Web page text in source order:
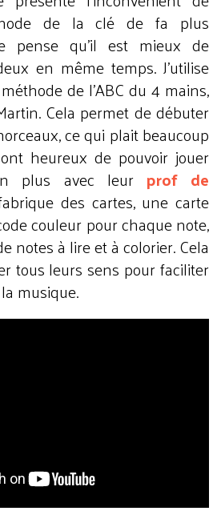
de la clé de fa plus
pense qu’il est mieux de
en même temps. J’utilise
de l’ABC du 4 mains,
Cela permet de débuter
ce qui plait beaucoup
heureux de pouvoir jouer
plus avec leur prof de
des cartes, une carte
couleur pour chaque note,
notes à lire et à colorier. Cela
tous leurs sens pour faciliter
musique.